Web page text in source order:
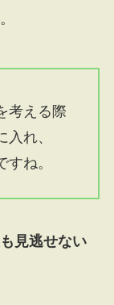
考える際
れ、
ね。
見逃せない